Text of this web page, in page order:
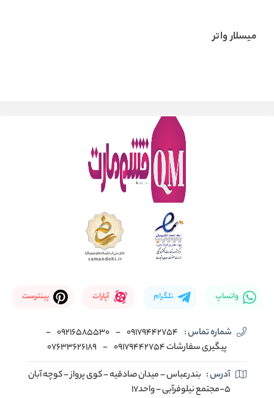
میسلار واتر
واتساپ تلگرام آپارات پینترست
شماره تماس : 09179442754
-
09216585530
-
پیگیری سفارشات 09179442754
-
07633626189
آدرس : بندرعباس – میدان صادقیه – کوی پرواز – کوچه آبان
5-مجتمع نیلوفرآبی – واحد17